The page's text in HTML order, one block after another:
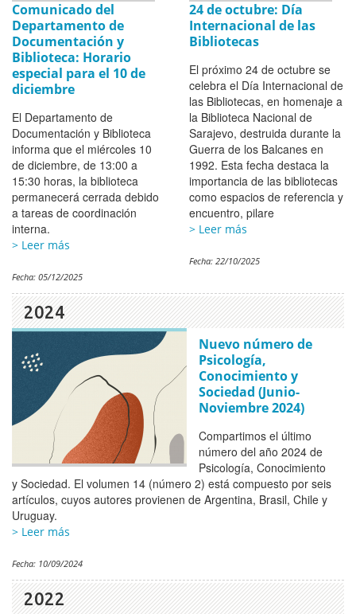
Comunicado del
Departamento de
Documentación y
Biblioteca: Horario
especial para el 10 de
diciembre
El Departamento de
Documentación y Biblioteca
informa que el miércoles 10
de diciembre, de 13:00 a
15:30 horas, la biblioteca
permanecerá cerrada debido
a tareas de coordinación
interna.
> Leer más
Fecha: 05/12/2025
24 de octubre: Día
Internacional de las
Bibliotecas
El próximo 24 de octubre se
celebra el Día Internacional de
las Bibliotecas, en homenaje a
la Biblioteca Nacional de
Sarajevo, destruida durante la
Guerra de los Balcanes en
1992. Esta fecha destaca la
importancia de las bibliotecas
como espacios de referencia y
encuentro, pilare
> Leer más
Fecha: 22/10/2025
2024
Nuevo número de
Psicología,
Conocimiento y
Sociedad (Junio-
Noviembre 2024)
Compartimos el último
número del año 2024 de
Psicología, Conocimiento
y Sociedad. El volumen 14 (número 2) está compuesto por seis
artículos, cuyos autores provienen de Argentina, Brasil, Chile y
Uruguay.
> Leer más
Fecha: 10/09/2024
2022